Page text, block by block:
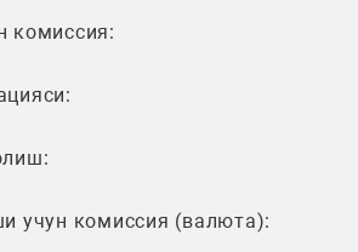
комиссия:
учун комиссия (валюта):